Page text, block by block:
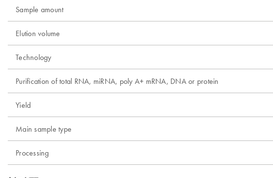
Sample amount
Elution volume
Technology
Purification of total RNA, miRNA, poly A+ mRNA, DNA or protein
Yield
Main sample type
Processing